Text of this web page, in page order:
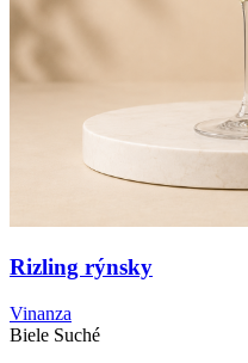
Rizling rýnsky
Vinanza
Biele Suché